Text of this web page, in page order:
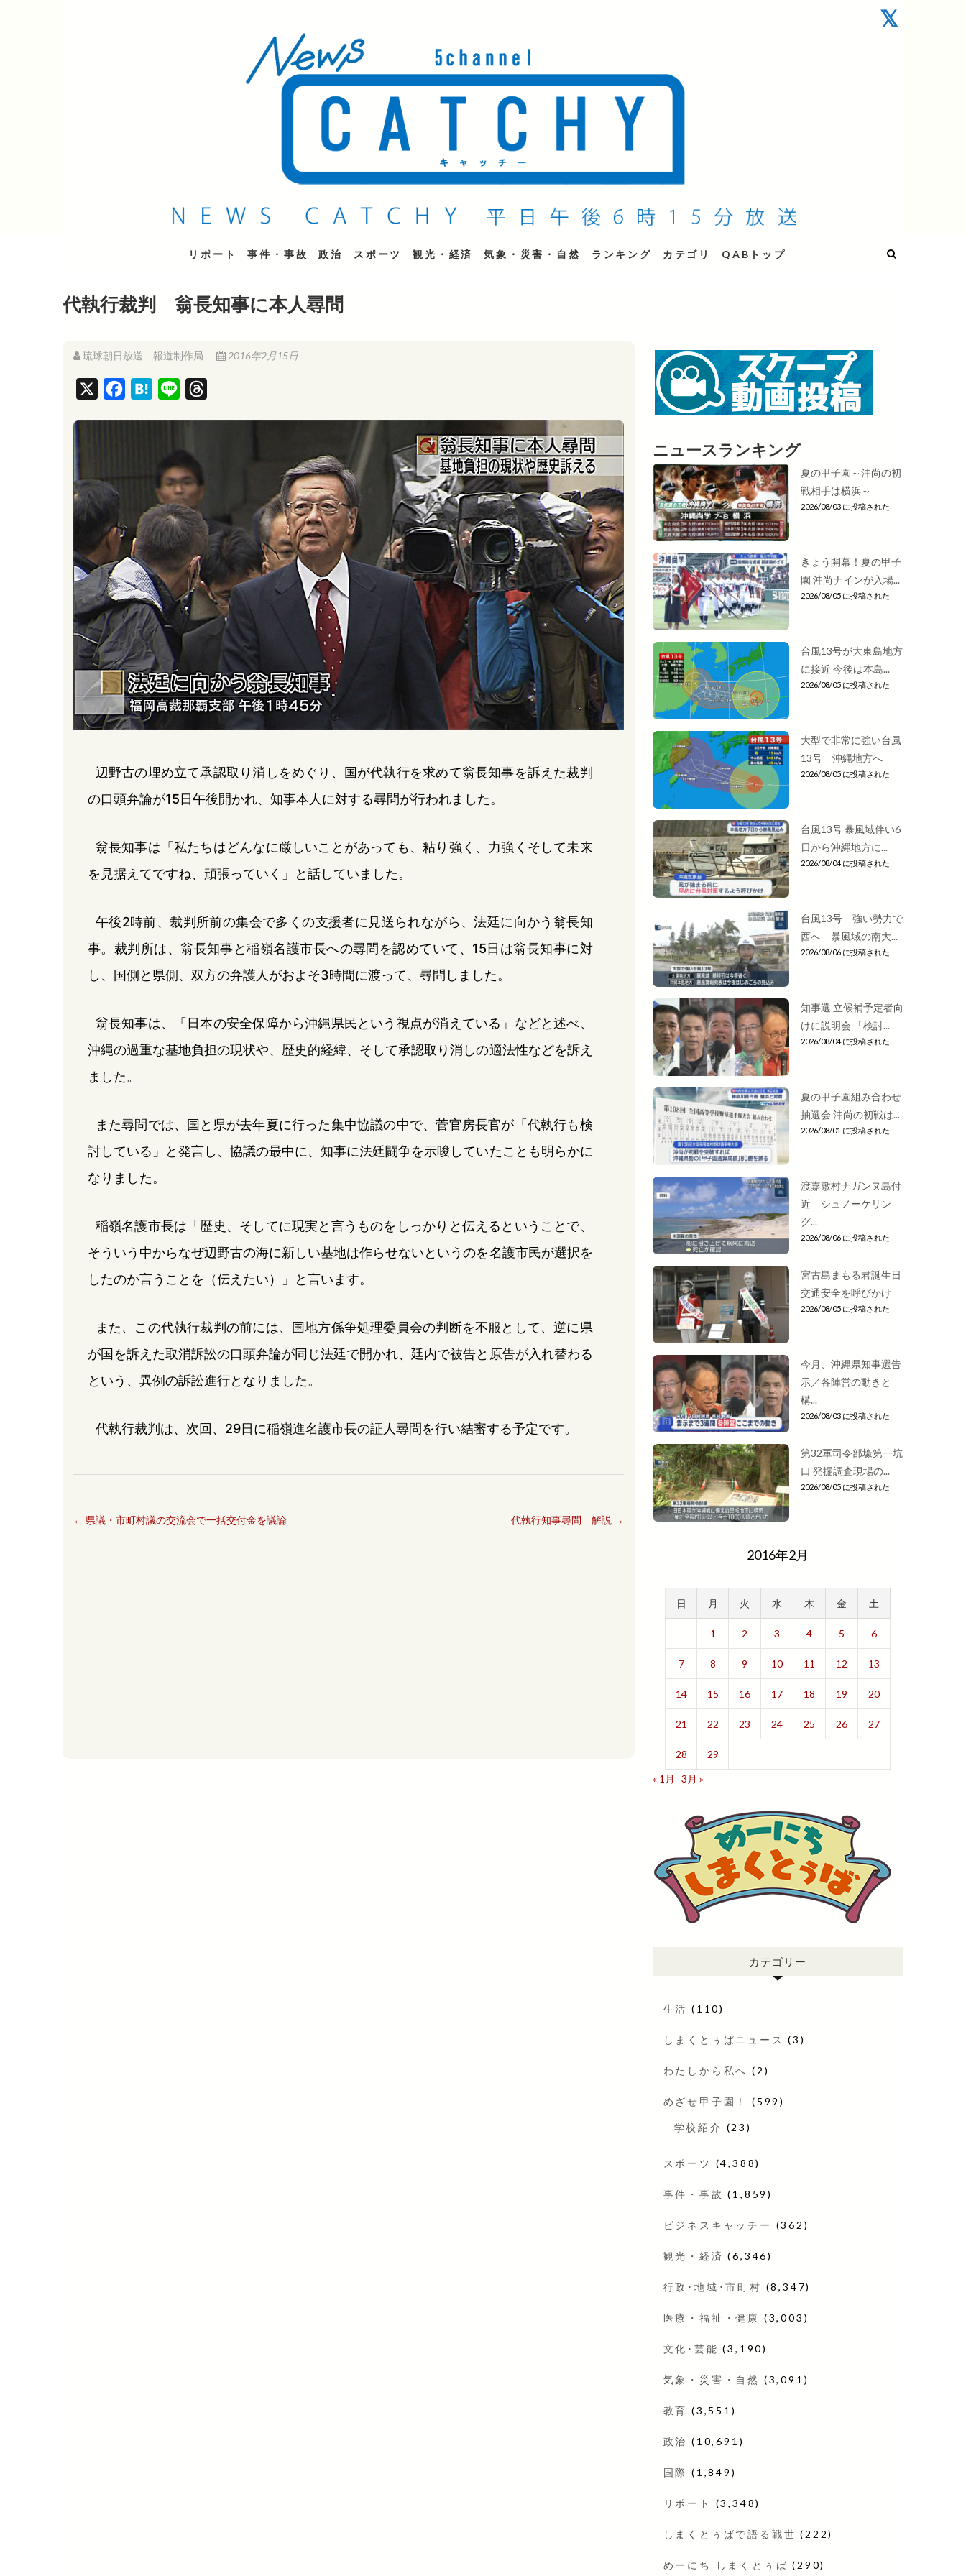
QAB NEWS Headline
キャッチー 月曜〜金曜 午後6時15分放送
リポート 事件・事故 政治 スポーツ 観光・経済 気象・災害・自然 ランキング カテゴリ QABトップ
代執行裁判 翁長知事に本人尋問
琉球朝日放送 報道制作局 2016年2月15日
b
k
H
a
e
辺野古の埋め立て承認取り消しをめぐり、国が代執行を求めて翁長知事を訴えた裁判
の口頭弁論が15日午後開かれ、知事本人に対する尋問が行われました。
翁長知事は「私たちはどんなに厳しいことがあっても、粘り強く、力強くそして未来
を見据えてですね、頑張っていく」と話していました。
午後2時前、裁判所前の集会で多くの支援者に見送られながら、法廷に向かう翁長知
事。裁判所は、翁長知事と稲嶺名護市長への尋問を認めていて、15日は翁長知事に対
し、国側と県側、双方の弁護人がおよそ3時間に渡って、尋問しました。
翁長知事は、「日本の安全保障から沖縄県民という視点が消えている」などと述べ、
沖縄の過重な基地負担の現状や、歴史的経緯、そして承認取り消しの適法性などを訴え
ました。
また尋問では、国と県が去年夏に行った集中協議の中で、菅官房長官が「代執行も検
討している」と発言し、協議の最中に、知事に法廷闘争を示唆していたことも明らかに
なりました。
稲嶺名護市長は「歴史、そしてに現実と言うものをしっかりと伝えるということで、
そういう中からなぜ辺野古の海に新しい基地は作らせないというのを名護市民が選択を
したのか言うことを（伝えたい）」と言います。
また、この代執行裁判の前には、国地方係争処理委員会の判断を不服として、逆に県
が国を訴えた取消訴訟の口頭弁論が同じ法廷で開かれ、廷内で被告と原告が入れ替わる
という、異例の訴訟進行となりました。
代執行裁判は、次回、29日に稲嶺進名護市長の証人尋問を行い結審する予定です。
← 県議・市町村議の交流会で一括交付金を議論 代執行知事尋問 解説 →
ニュースランキング
夏の甲子園～沖尚の初
戦相手は横浜～
2026/08/03 に投稿された
きょう開幕！夏の甲子
園 沖尚ナインが入場...
2026/08/05 に投稿された
台風13号が大東島地方
に接近 今後は本島...
2026/08/05 に投稿された
大型で非常に強い台風
13号 沖縄地方へ
2026/08/05 に投稿された
台風13号 暴風域伴い6
日から沖縄地方に...
2026/08/04 に投稿された
台風13号 強い勢力で
西へ 暴風域の南大...
2026/08/06 に投稿された
知事選 立候補予定者向
けに説明会 「検討...
2026/08/04 に投稿された
夏の甲子園組み合わせ
抽選会 沖尚の初戦は...
2026/08/01 に投稿された
渡嘉敷村ナガンヌ島付
近 シュノーケリン
グ...
2026/08/06 に投稿された
宮古島まもる君誕生日
交通安全を呼びかけ
2026/08/05 に投稿された
今月、沖縄県知事選告
示／各陣営の動きと
構...
2026/08/03 に投稿された
第32軍司令部壕第一坑
口 発掘調査現場の...
2026/08/05 に投稿された
2016年2月
日 月 火 水 木 金 土
1 2 3 4 5 6
7 8 9 10 11 12 13
14 15 16 17 18 19 20
21 22 23 24 25 26 27
28
29
« 1月
3月 »
カテゴリー
生活 (110)
しまくとぅばニュース (3)
わたしから私へ (2)
めざせ甲子園！ (599)
学校紹介 (23)
スポーツ (4,388)
事件・事故 (1,859)
ビジネスキャッチー (362)
観光・経済 (6,346)
行政･地域･市町村 (8,347)
医療・福祉・健康 (3,003)
文化･芸能 (3,190)
気象・災害・自然 (3,091)
教育 (3,551)
政治 (10,691)
国際 (1,849)
リポート (3,348)
しまくとぅばで語る戦世 (222)
めーにち しまくとぅば (290)